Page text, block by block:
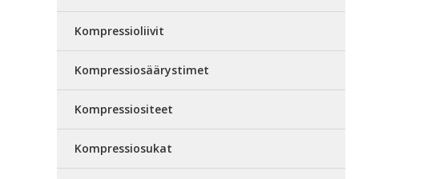
Kompressioliivit
Kompressiosäärystimet
Kompressiositeet
Kompressiosukat